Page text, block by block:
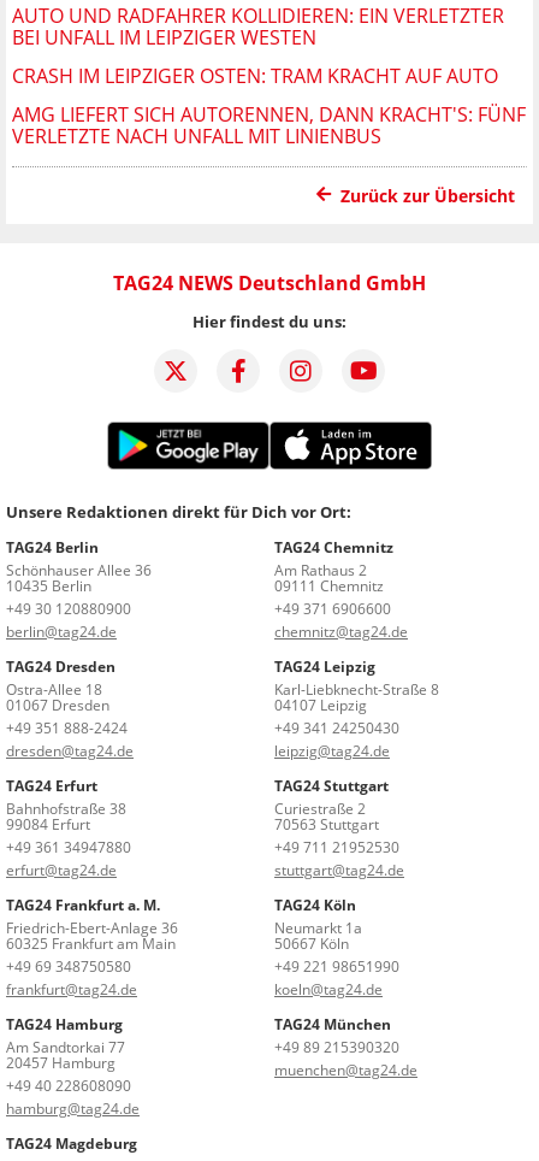
AUTO UND RADFAHRER KOLLIDIEREN: EIN VERLETZTER
BEI UNFALL IM LEIPZIGER WESTEN
CRASH IM LEIPZIGER OSTEN: TRAM KRACHT AUF AUTO
AMG LIEFERT SICH AUTORENNEN, DANN KRACHT'S: FÜNF
VERLETZTE NACH UNFALL MIT LINIENBUS
Zurück zur Übersicht
TAG24 NEWS Deutschland GmbH
Hier findest du uns:
Unsere Redaktionen direkt für Dich vor Ort:
TAG24 Berlin
Schönhauser Allee 36
10435 Berlin
+49 30 120880900
berlin@tag24.de
TAG24 Chemnitz
Am Rathaus 2
09111 Chemnitz
+49 371 6906600
chemnitz@tag24.de
TAG24 Dresden
Ostra-Allee 18
01067 Dresden
+49 351 888-2424
dresden@tag24.de
TAG24 Leipzig
Karl-Liebknecht-Straße 8
04107 Leipzig
+49 341 24250430
leipzig@tag24.de
TAG24 Erfurt
Bahnhofstraße 38
99084 Erfurt
+49 361 34947880
erfurt@tag24.de
TAG24 Stuttgart
Curiestraße 2
70563 Stuttgart
+49 711 21952530
stuttgart@tag24.de
TAG24 Frankfurt a. M.
Friedrich-Ebert-Anlage 36
60325 Frankfurt am Main
+49 69 348750580
frankfurt@tag24.de
TAG24 Köln
Neumarkt 1a
50667 Köln
+49 221 98651990
koeln@tag24.de
TAG24 Hamburg
Am Sandtorkai 77
20457 Hamburg
+49 40 228608090
hamburg@tag24.de
TAG24 München
+49 89 215390320
muenchen@tag24.de
TAG24 Magdeburg